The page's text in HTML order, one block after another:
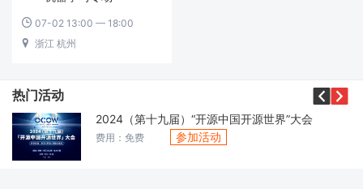
 07-02 13:00 — 18:00
 浙江 杭州
热门活动 
2024（第十九届）“开源中国开源世界”大会
费用：免费 参加活动